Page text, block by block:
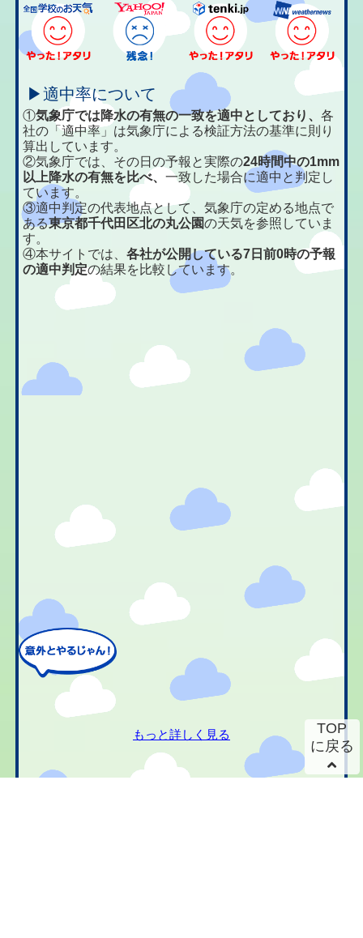
▶適中率について
①気象庁では降水の有無の一致を適中としており、各
社の「適中率」は気象庁による検証方法の基準に則り
算出しています。
②気象庁では、その日の予報と実際の24時間中の1mm
以上降水の有無を比べ、一致した場合に適中と判定し
ています。
③適中判定の代表地点として、気象庁の定める地点で
ある東京都千代田区北の丸公園の天気を参照していま
す。
④本サイトでは、各社が公開している7日前0時の予報
の適中判定の結果を比較しています。
もっと詳しく見る
TOP
に戻る